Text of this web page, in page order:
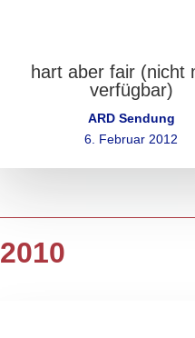
hart aber fair (nicht
verfügbar)
ARD Sendung
6. Februar 2012
2010